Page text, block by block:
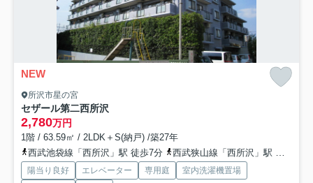
NEW
所沢市星の宮
セザール第二西所沢
2,780万円
1階 / 63.59㎡ / 2LDK＋S(納戸) /築27年
西武池袋線「西所沢」駅 徒歩7分
西武狭山線「西所沢」駅 徒歩7分
陽当り良好 エレベーター 専用庭
室内洗濯機置場